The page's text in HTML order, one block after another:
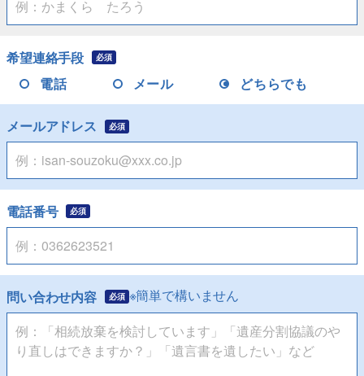
希望連絡手段 必須
電話 メール どちらでも
メールアドレス 必須
電話番号 必須
問い合わせ内容 必須 ※簡単で構いません